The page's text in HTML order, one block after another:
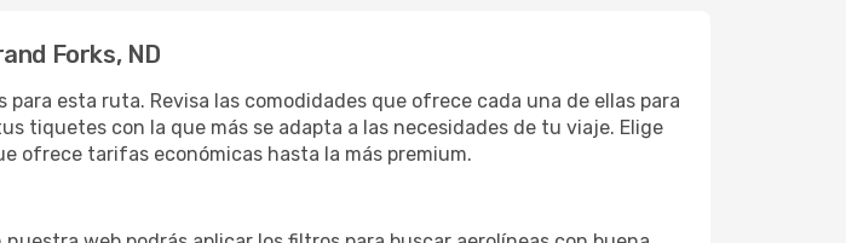
Forks, ND
esta ruta. Revisa las comodidades que ofrece cada una de ellas para
tiquetes con la que más se adapta a las necesidades de tu viaje. Elige
ofrece tarifas económicas hasta la más premium.